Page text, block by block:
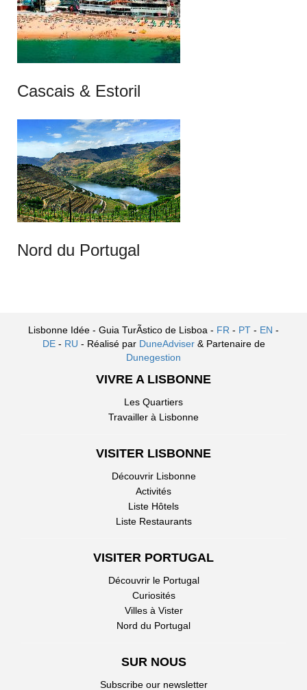
Cascais & Estoril
Nord du Portugal
Lisbonne Idée - Guia TurÃ­stico de Lisboa - FR - PT - EN -
DE- RU - Réalisé par DuneAdviser & Partenaire de
Dunegestion
VIVRE A LISBONNE
Les Quartiers
Travailler à Lisbonne
VISITER LISBONNE
Découvrir Lisbonne
Activités
Liste Hôtels
Liste Restaurants
VISITER PORTUGAL
Découvrir le Portugal
Curiosités
Villes à Vister
Nord du Portugal
SUR NOUS
Subscribe our newsletter